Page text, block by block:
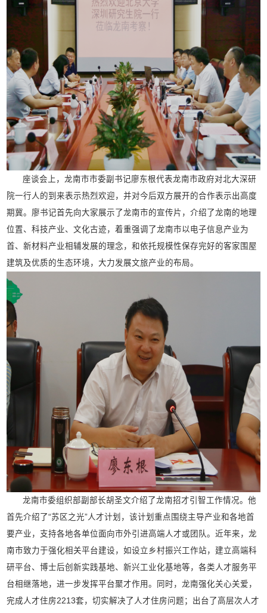
座谈会上，龙南市市委副书记廖东根代表龙南市政府对北大深研
院一行人的到来表示热烈欢迎，并对今后双方展开的合作表示出高度
期冀。廖书记首先向大家展示了龙南市的宣传片，介绍了龙南的地理
位置、科技产业、文化古迹，着重强调了龙南市以电子信息产业为
首、新材料产业相辅发展的理念，和依托规模性保存完好的客家围屋
建筑及优质的生态环境，大力发展文旅产业的布局。
龙南市委组织部副部长胡圣文介绍了龙南招才引智工作情况。他
首先介绍了“苏区之光”人才计划，该计划重点围绕主导产业和各地首
要产业，支持各地各单位面向市外引进高端人才或团队。近年来，龙
南市致力于强化相关平台建设，如设立乡村振兴工作站，建立高端科
研平台、博士后创新实践基地、新兴工业化基地等，各类人才服务平
台相继落地，进一步发挥平台聚才作用。同时，龙南强化关心关爱，
完成人才住房2213套，切实解决了人才住房问题；出台了高层次人才